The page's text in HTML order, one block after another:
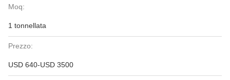
Moq:
1 tonnellata
Prezzo:
USD 640-USD 3500